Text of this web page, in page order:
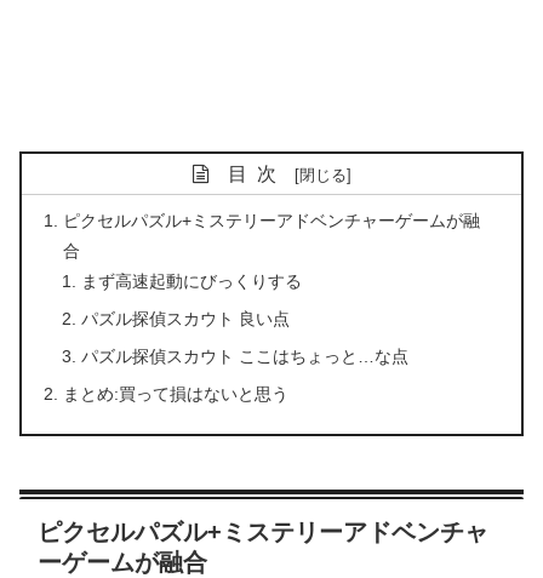
目次
ピクセルパズル+ミステリーアドベンチャーゲームが融
合
まず高速起動にびっくりする
パズル探偵スカウト 良い点
パズル探偵スカウト ここはちょっと…な点
まとめ:買って損はないと思う
ピクセルパズル+ミステリーアドベンチャ
ーゲームが融合